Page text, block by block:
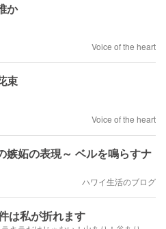
か
Voice of the heart
束
Voice of the heart
嫉妬の表現～ ベルを鳴らすナ
ハワイ生活のブログ
は私が折れます